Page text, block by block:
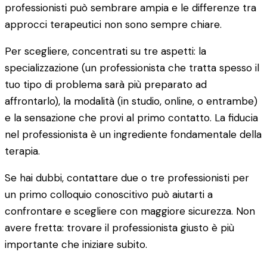
professionisti può sembrare ampia e le differenze tra
approcci terapeutici non sono sempre chiare.
Per scegliere, concentrati su tre aspetti: la
specializzazione (un professionista che tratta spesso il
tuo tipo di problema sarà più preparato ad
affrontarlo), la modalità (in studio, online, o entrambe)
e la sensazione che provi al primo contatto. La fiducia
nel professionista è un ingrediente fondamentale della
terapia.
Se hai dubbi, contattare due o tre professionisti per
un primo colloquio conoscitivo può aiutarti a
confrontare e scegliere con maggiore sicurezza. Non
avere fretta: trovare il professionista giusto è più
importante che iniziare subito.